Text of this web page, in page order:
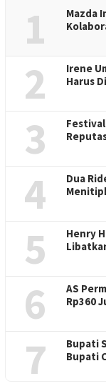
1
Mazda
2
Irene
Harus
3
4
Dua
5
Henry
6
AS
Rp360
7
Bupati
Bupati